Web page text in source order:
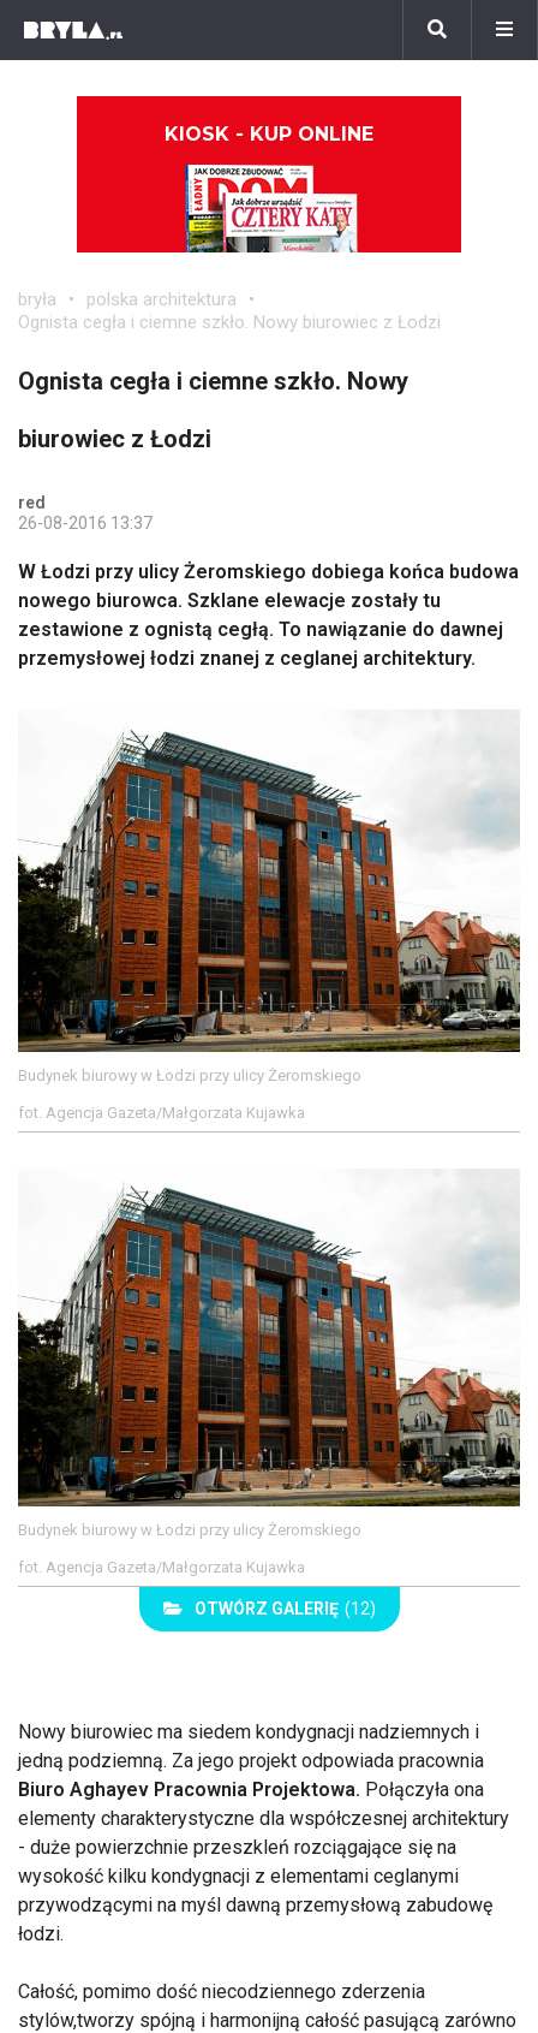
KIOSK - KUP ONLINE
bryła
polska architektura
Ognista cegła i ciemne szkło. Nowy biurowiec z Łodzi
Ognista cegła i ciemne szkło. Nowy
biurowiec z Łodzi
red
26-08-2016 13:37
W Łodzi przy ulicy Żeromskiego dobiega końca budowa
nowego biurowca. Szklane elewacje zostały tu
zestawione z ognistą cegłą. To nawiązanie do dawnej
przemysłowej łodzi znanej z ceglanej architektury.
Budynek biurowy w Łodzi przy ulicy Żeromskiego
fot. Agencja Gazeta/Małgorzata Kujawka
Budynek biurowy w Łodzi przy ulicy Żeromskiego
fot. Agencja Gazeta/Małgorzata Kujawka
OTWÓRZ GALERIĘ (12)
Nowy biurowiec ma siedem kondygnacji nadziemnych i
jedną podziemną. Za jego projekt odpowiada pracownia
Biuro Aghayev Pracownia Projektowa. Połączyła ona
elementy charakterystyczne dla współczesnej architektury
- duże powierzchnie przeszkleń rozciągające się na
wysokość kilku kondygnacji z elementami ceglanymi
przywodzącymi na myśl dawną przemysłową zabudowę
łodzi.
Całość, pomimo dość niecodziennego zderzenia
stylów,tworzy spójną i harmonijną całość pasującą zarówno